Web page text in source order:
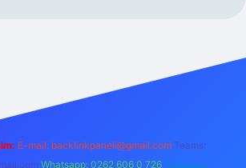
E-mail: backlinkpaneli@gmail.com Teams:
Whatsapp: 0262 606 0 726 Telegram: